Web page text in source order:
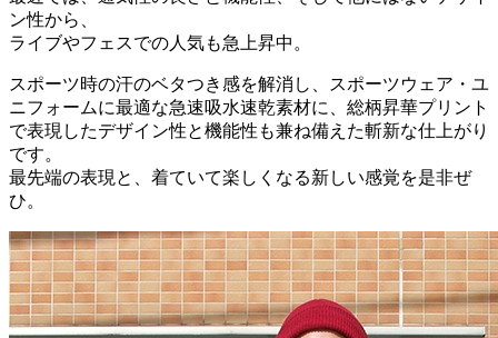
ン性から、
ライブやフェスでの人気も急上昇中。
スポーツ時の汗のベタつき感を解消し、スポーツウェア・ユ
ニフォームに最適な急速吸水速乾素材に、総柄昇華プリント
で表現したデザイン性と機能性も兼ね備えた斬新な仕上がり
です。
最先端の表現と、着ていて楽しくなる新しい感覚を是非ぜ
ひ。